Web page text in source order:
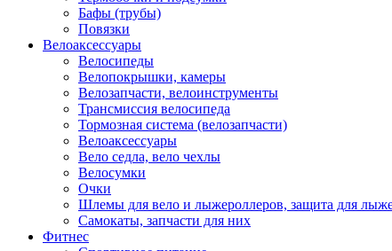
Бафы (трубы)
Повязки
Велоаксессуары
Велосипеды
Велопокрышки, камеры
Велозапчасти, велоинструменты
Трансмиссия велосипеда
Тормозная система (велозапчасти)
Велоаксессуары
Вело седла, вело чехлы
Велосумки
Очки
Шлемы для вело и лыжероллеров, защита для
Самокаты, запчасти для них
Фитнес